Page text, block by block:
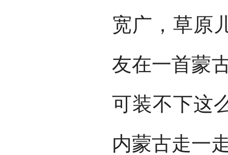
宽广，草原
友在一首蒙
可装不下这
内蒙古走一